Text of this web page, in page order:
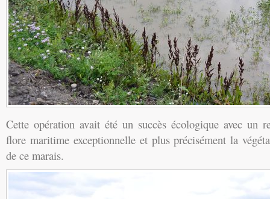
Cette opération avait été un succès écologique avec un
flore maritime exceptionnelle et plus précisément la
de ce marais.